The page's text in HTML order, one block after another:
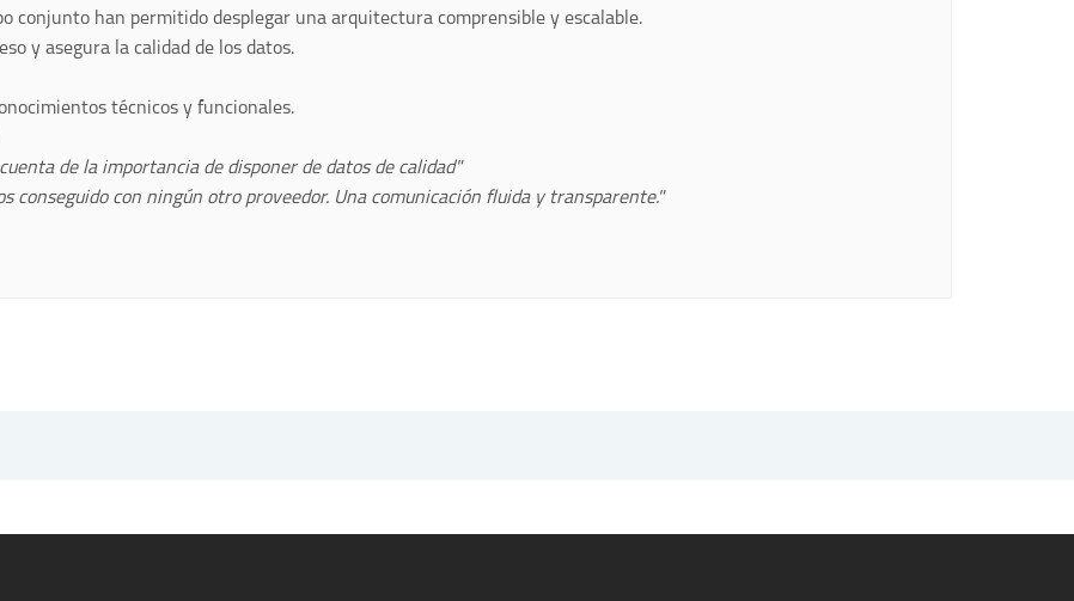
conjunto han permitido desplegar una arquitectura comprensible y escalable.
y asegura la calidad de los datos.
técnicos y funcionales.
de la importancia de disponer de datos de calidad"
conseguido con ningún otro proveedor. Una comunicación fluida y transparente."